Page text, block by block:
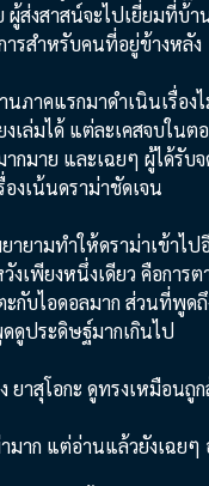
ผู้ส่งสาสน์จะไปเยี่ยมที่บ้
ารสำหรับคนที่อยู่ข้างหลัง
นภาคแรกมาดำเนินเรื่อง
งเล่มได้ แต่ละเคสจบใน
ากมาย และเฉยๆ ผู้ได้รับ
องเน้นดราม่าชัดเจน
ยามทำให้ดราม่าเข้าไป
เพียงหนึ่งเดียว คือการ
ะกับไอดอลมาก ส่วนที่พู
ดูประดิษฐ์มากเกินไป
ยาสุโอกะ ดูทรงเหมือนถู
มาก แต่อ่านแล้วยังเฉยๆ